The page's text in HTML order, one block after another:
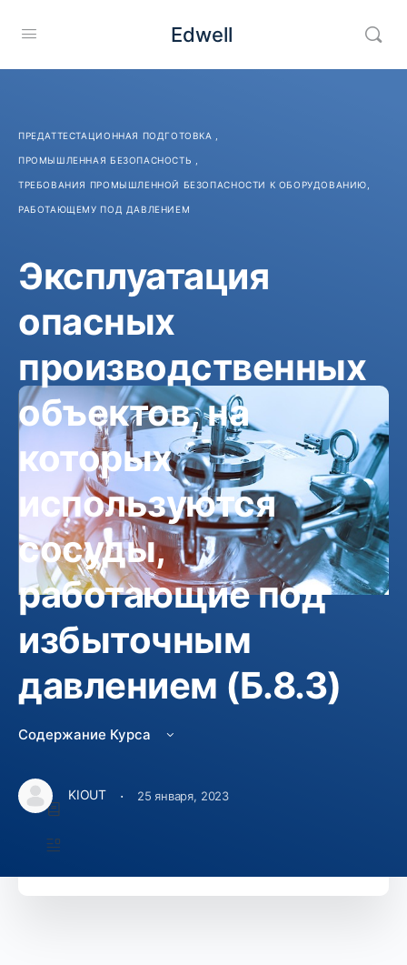
Edwell
ПРЕДАТТЕСТАЦИОННАЯ ПОДГОТОВКА
ПРОМЫШЛЕННАЯ БЕЗОПАСНОСТЬ
ТРЕБОВАНИЯ ПРОМЫШЛЕННОЙ БЕЗОПАСНОСТИ К ОБОРУДОВАНИЮ,
РАБОТАЮЩЕМУ ПОД ДАВЛЕНИЕМ
Эксплуатация
опасных
производственных
объектов, на
которых
используются
сосуды,
работающие под
избыточным
давлением (Б.8.3)
Содержание Курса
KIOUT · 25 января, 2023
Не зачислен
Изучить курс